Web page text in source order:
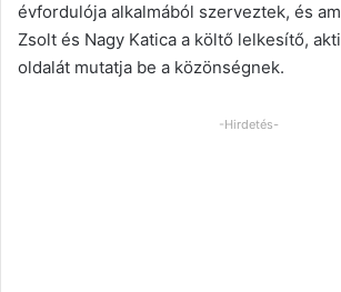
évfordulója alkalmából szerveztek, és
Zsolt és Nagy Katica a költő lelkesítő,
oldalát mutatja be a közönségnek.
-Hirdetés-